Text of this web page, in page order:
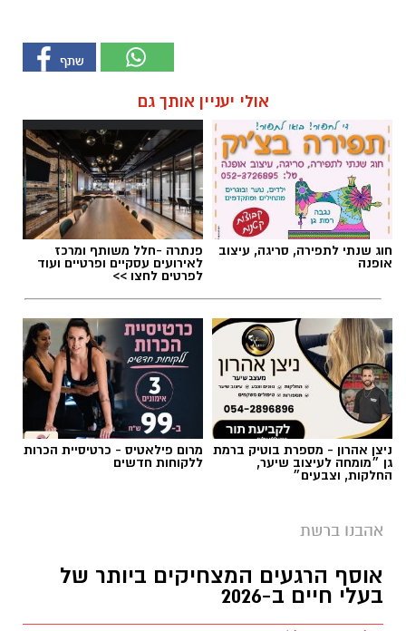
חוג שנתי לתפירה, סריגה, עיצוב
אופנה
פנתרה -חלל משותף ומרכז
לאירועים עסקיים ופרטיים ועוד
לפרטים לחצו >>
ניצן אהרון - מספרת בוטיק ברמת
גן ״מומחה לעיצוב שיער,
החלקות, וצבעים״
מרום פילאטיס - כרטיסיית הכרות
ללקוחות חדשים
אהבנו ברשת
אוסף הרגעים המצחיקים ביותר של